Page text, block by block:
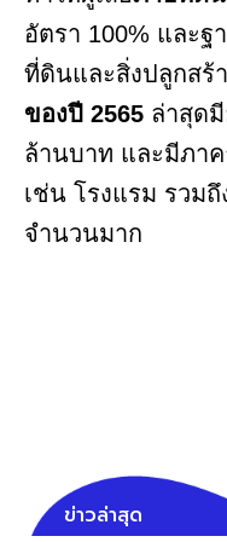
อัตรา 100% และ
ที่ดินและสิ่งปลูกสร้
ของปี 2565 ล่าสุด
ล้านบาท และมีภา
เช่น โรงแรม รวม
จำนวนมาก
ข่าวล่าสุด